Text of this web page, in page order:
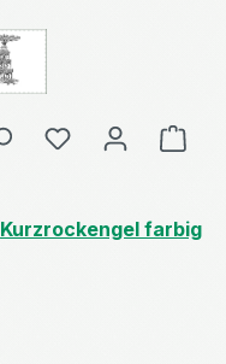
Kurzrockengel farbig